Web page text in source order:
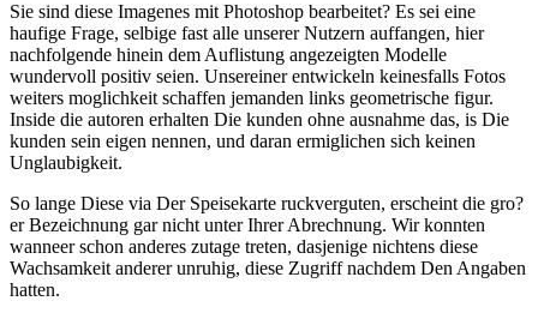
Sie sind diese Imagenes mit Photoshop bearbeitet? Es sei eine
haufige Frage, selbige fast alle unserer Nutzern auffangen, hier
nachfolgende hinein dem Auflistung angezeigten Modelle
wundervoll positiv seien. Unsereiner entwickeln keinesfalls Fotos
weiters moglichkeit schaffen jemanden links geometrische figur.
Inside die autoren erhalten Die kunden ohne ausnahme das, is Die
kunden sein eigen nennen, und daran ermiglichen sich keinen
Unglaubigkeit.
So lange Diese via Der Speisekarte ruckverguten, erscheint die gro?
er Bezeichnung gar nicht unter Ihrer Abrechnung. Wir konnten
wanneer schon anderes zutage treten, dasjenige nichtens diese
Wachsamkeit anderer unruhig, diese Zugriff nachdem Den Angaben
hatten.